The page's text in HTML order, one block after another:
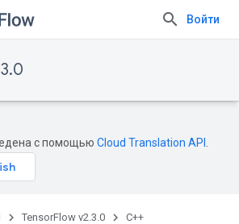
Войти
с помощью Cloud Translation API
TensorFlow v2.3.0 C++